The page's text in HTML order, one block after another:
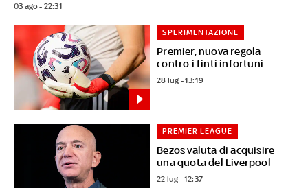
03 ago - 22:31
Premier, nuova regola
contro i finti infortuni
SPERIMENTAZIONE
28 lug - 13:19
Bezos valuta di acquisire
una quota del Liverpool
PREMIER LEAGUE
22 lug - 12:37